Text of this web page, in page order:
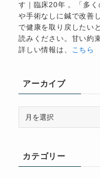
す｜臨床20年 。「多
や手術なしに鍼で改善
で健康を取り戻したい
読みください。甘い約
詳しい情報は、 こちら
アーカイブ
ブカテゴリー